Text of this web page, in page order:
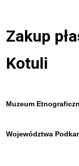
Zakup
Kotuli
Muzeum
Województwa